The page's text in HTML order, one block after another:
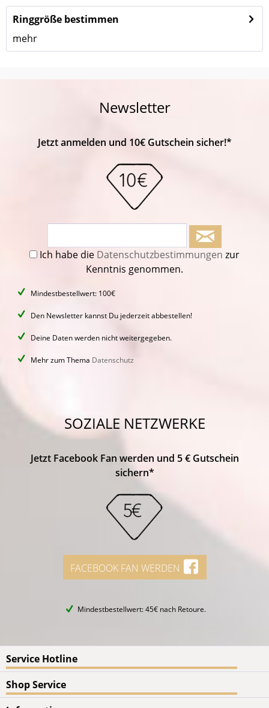
Ringgröße bestimmen
mehr
Newsletter
Jetzt anmelden und 10€ Gutschein sicher!*
Ich habe die Datenschutzbestimmungen zur
Kenntnis genommen.
Mindestbestellwert: 100€
Den Newsletter kannst Du jederzeit abbestellen!
Deine Daten werden nicht weitergegeben.
Mehr zum Thema Datenschutz
SOZIALE NETZWERKE
Jetzt Facebook Fan werden und 5 € Gutschein
sichern*
FACEBOOK FAN WERDEN
Mindestbestellwert: 45€ nach Retoure.
Service Hotline
Shop Service